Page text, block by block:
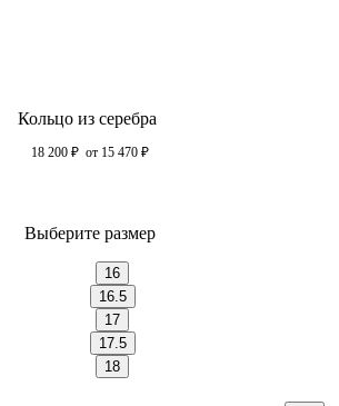
Кольцо из серебра
18 200 ₽ от 15 470 ₽
Выберите размер
16
16.5
17
17.5
18